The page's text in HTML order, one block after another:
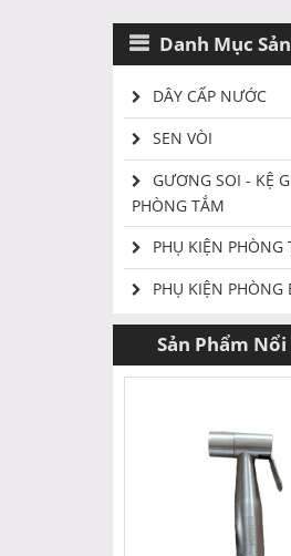
Danh Mục
DÂY CẤP NƯỚC
SEN VÒI
GƯƠNG SOI - KỆ
PHÒNG TẮM
PHỤ KIỆN PHÒNG
PHỤ KIỆN PHÒNG
Sản Phẩm Nổi